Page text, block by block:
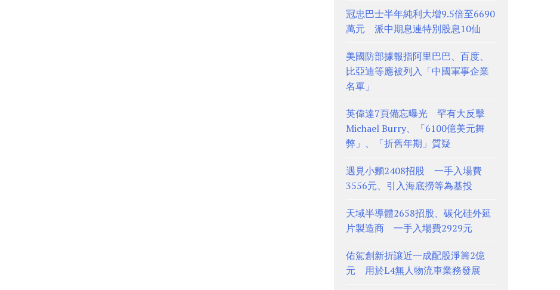
冠忠巴士半年純利大增9.5倍至6690
萬元 派中期息連特別股息10仙
美國防部據報指阿里巴巴、百度、
比亞迪等應被列入「中國軍事企業
名單」
英偉達7頁備忘曝光 罕有大反擊
Michael Burry、「6100億美元舞
弊」、「折舊年期」質疑
遇見小麵2408招股 一手入場費
3556元、引入海底撈等為基投
天域半導體2658招股、碳化硅外延
片製造商 一手入場費2929元
佑駕創新折讓近一成配股淨籌2億
元 用於L4無人物流車業務發展